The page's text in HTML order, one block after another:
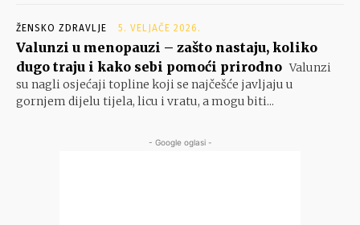
ŽENSKO ZDRAVLJE 5. VELJAČE 2026.
Valunzi u menopauzi – zašto nastaju, koliko
dugo traju i kako sebi pomoći prirodno Valunzi
su nagli osjećaji topline koji se najčešće javljaju u
gornjem dijelu tijela, licu i vratu, a mogu biti...
- Google oglasi -